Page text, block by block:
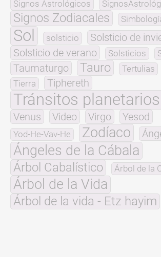
Signos Astrológicos
Signos Zodiacales
Sol solsticio
Solsticio de
Solsticio de verano
Solsticios
Taumaturgo Tauro Tertulias
Tierra
Tiphereth
Tránsitos planetarios
Venus Video Virgo Yesod
Yod-He-Vav-He Zodíaco
Ángeles de la Cábala
Árbol Cabalístico Árbol de la
Árbol de la Vida
Árbol de la vida - Etz hayim